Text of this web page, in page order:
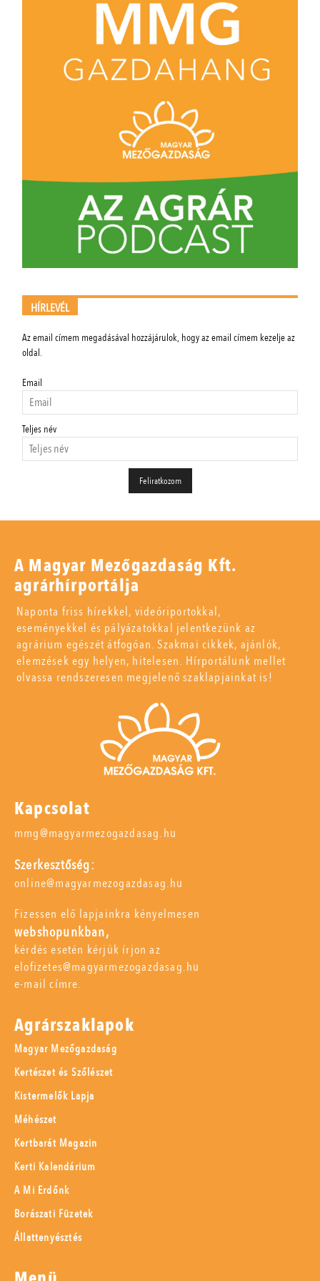
HÍRLEVÉL
Az email címem megadásával hozzájárulok, hogy az email címem kezelje az
oldal.
Email
Teljes név
A Magyar Mezőgazdaság Kft.
agrárhírportálja
Naponta friss hírekkel, videóriportokkal,
eseményekkel és pályázatokkal jelentkezünk az
agrárium egészét átfogóan. Szakmai cikkek, ajánlók,
elemzések egy helyen, hitelesen. Hírportálunk mellet
olvassa rendszeresen megjelenő szaklapjainkat is!
Kapcsolat
mmg@magyarmezogazdasag.hu
Szerkesztőség:
online@magyarmezogazdasag.hu
Fizessen elő lapjainkra kényelmesen
webshopunkban,
kérdés esetén kérjük írjon az
elofizetes@magyarmezogazdasag.hu
e-mail címre.
Agrárszaklapok
Magyar Mezőgazdaság
Kertészet és Szőlészet
Kistermelők Lapja
Méhészet
Kertbarát Magazin
Kerti Kalendárium
A Mi Erdőnk
Borászati Füzetek
Állattenyésztés